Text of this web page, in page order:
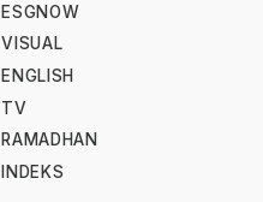
ESGNOW
VISUAL
ENGLISH
TV
RAMADHAN
INDEKS